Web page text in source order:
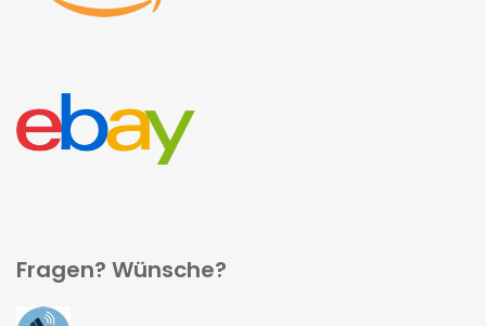
Fragen? Wünsche?